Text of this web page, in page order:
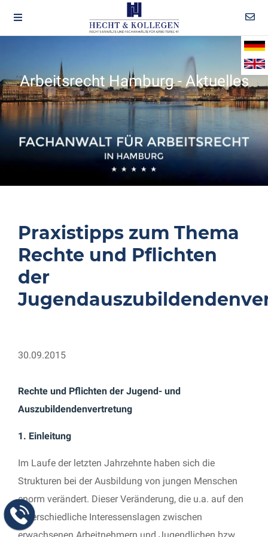
Arbeitsrecht Hamburg - Aktuelles
Praxistipps zum Thema
Rechte und Pflichten
der
30.09.2015
Rechte und Pflichten der Jugend- und
Auszubildendenvertretung
1. Einleitung
Im Laufe der letzten Jahrzehnte haben sich die
Strukturen bei der Ausbildung von jungen Menschen
enorm verändert. Dieser Veränderung, die u.a. auf den
unterschiedliche Interessenslagen zwischen